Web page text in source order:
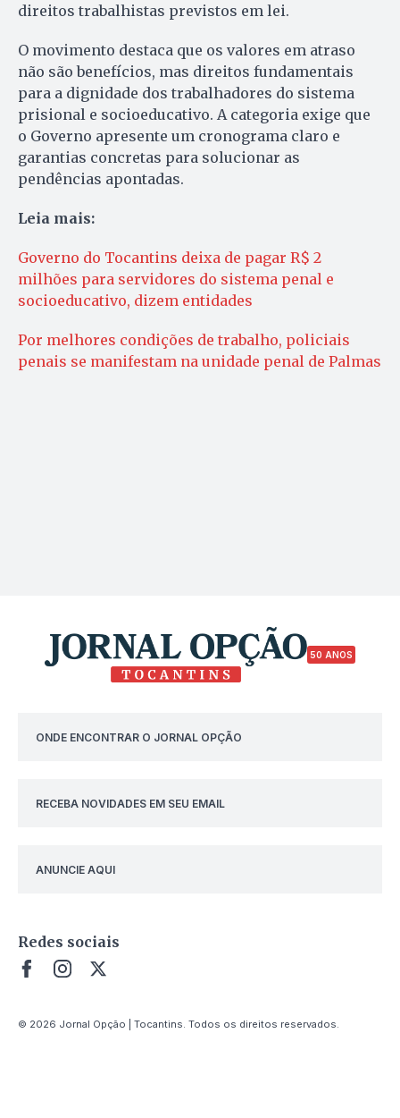
direitos trabalhistas previstos em lei.
O movimento destaca que os valores em atraso
não são benefícios, mas direitos fundamentais
para a dignidade dos trabalhadores do sistema
prisional e socioeducativo. A categoria exige que
o Governo apresente um cronograma claro e
garantias concretas para solucionar as
pendências apontadas.
Leia mais:
Governo do Tocantins deixa de pagar R$ 2
milhões para servidores do sistema penal e
socioeducativo, dizem entidades
Por melhores condições de trabalho, policiais
penais se manifestam na unidade penal de Palmas
50 ANOS
ONDE ENCONTRAR O JORNAL OPÇÃO
RECEBA NOVIDADES EM SEU EMAIL
ANUNCIE AQUI
Redes sociais
© 2026 Jornal Opção | Tocantins. Todos os direitos reservados.